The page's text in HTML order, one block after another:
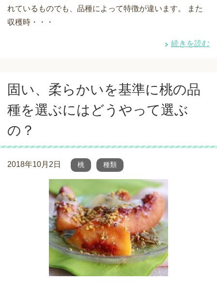
れているものでも、品種によって特徴が違います。 また
収穫時・・・
続きを読む
固い、柔らかいを基準に桃の品
種を選ぶにはどうやって選ぶ
の？
2018年10月2日 桃 種類